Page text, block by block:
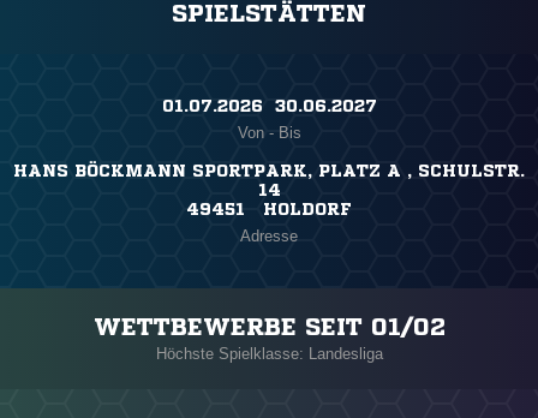
SPIELSTÄTTEN
01.07.2026 ​ 30.06.2027
Von - Bis
HANS BÖCKMANN SPORTPARK, PLATZ A , SCHULSTR.
14
49451 HOLDORF
Adresse
WETTBEWERBE SEIT 01/02
Höchste Spielklasse: Landesliga